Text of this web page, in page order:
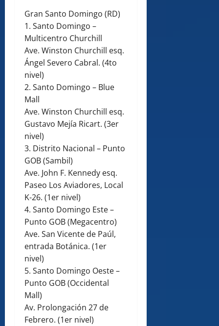
Gran Santo Domingo (RD)
1. Santo Domingo –
Multicentro Churchill
Ave. Winston Churchill esq.
Ángel Severo Cabral. (4to
nivel)
2. Santo Domingo – Blue
Mall
Ave. Winston Churchill esq.
Gustavo Mejía Ricart. (3er
nivel)
3. Distrito Nacional – Punto
GOB (Sambil)
Ave. John F. Kennedy esq.
Paseo Los Aviadores, Local
K-26. (1er nivel)
4. Santo Domingo Este –
Punto GOB (Megacentro)
Ave. San Vicente de Paúl,
entrada Botánica. (1er
nivel)
5. Santo Domingo Oeste –
Punto GOB (Occidental
Mall)
Av. Prolongación 27 de
Febrero. (1er nivel)